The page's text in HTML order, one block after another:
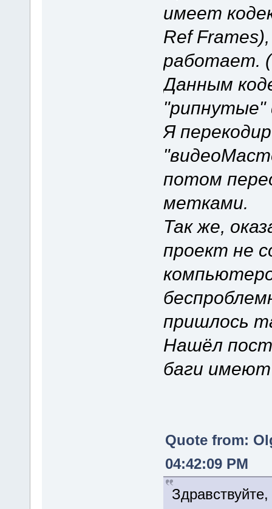
имеет
Ref
работает. (
Данным
Я
потом
метками.
Так же,
проект не
пришлось
Нашёл
баги
Quote from:
04:42:09 PM